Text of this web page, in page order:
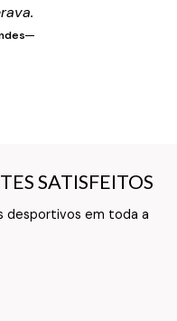
SATISFEITOS
desportivos em toda a
SATISFEITOS
de Informação